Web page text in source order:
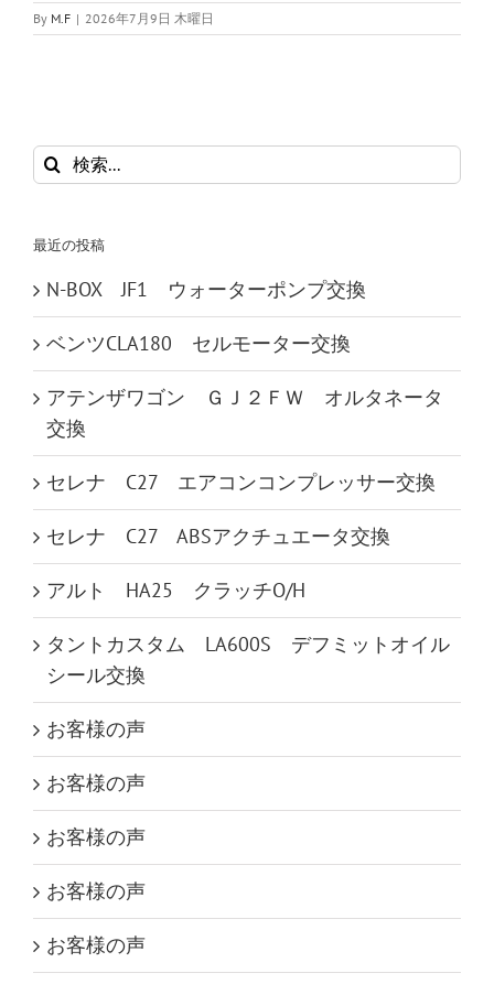
By M.F | 2026年7月9日 木曜日
検
索
最近の投稿
N-BOX JF1 ウォーターポンプ交換
ベンツCLA180 セルモーター交換
アテンザワゴン ＧＪ２ＦＷ オルタネータ
交換
セレナ C27 エアコンコンプレッサー交換
セレナ C27 ABSアクチュエータ交換
アルト HA25 クラッチO/H
タントカスタム LA600S デフミットオイル
シール交換
お客様の声
お客様の声
お客様の声
お客様の声
お客様の声